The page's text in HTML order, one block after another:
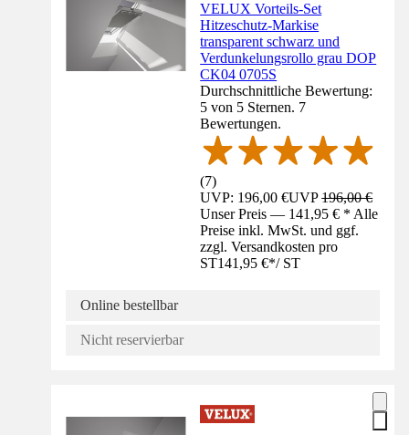
VELUX Vorteils-Set
Hitzeschutz-Markise
transparent schwarz und
Verdunkelungsrollo grau DOP
CK04 0705S
Durchschnittliche Bewertung:
5 von 5 Sternen. 7
Bewertungen.
(7)
UVP: 196,00 €UVP196,00 €
Unser Preis — 141,95 € * Alle
Preise inkl. MwSt. und ggf.
zzgl. Versandkosten pro
ST141,95 €*/ ST
Online bestellbar
Nicht reservierbar